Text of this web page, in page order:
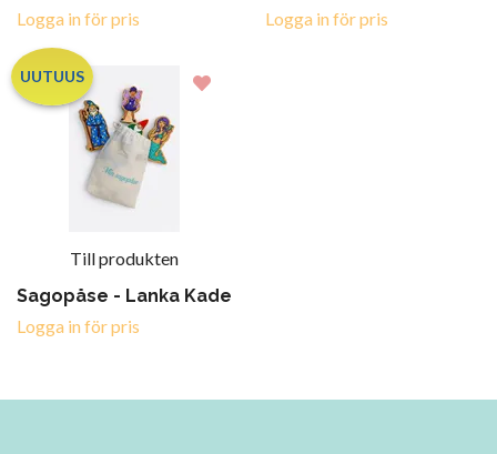
Logga in för pris
Logga in för pris
UUTUUS
Till produkten
Sagopåse - Lanka Kade
Logga in för pris